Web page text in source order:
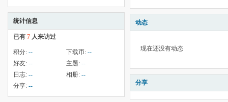
统计信息
已有 7 人来访过
积分: -- 下载币: --
好友: -- 主题: --
日志: -- 相册: --
分享: --
动态
现在还没有动态
分享